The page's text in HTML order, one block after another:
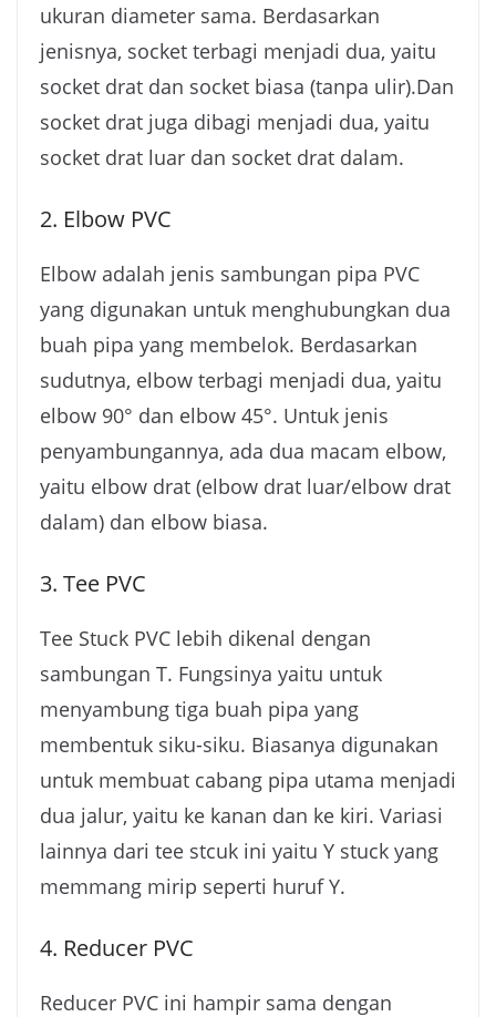
ukuran diameter sama. Berdasarkan
jenisnya, socket terbagi menjadi dua, yaitu
socket drat dan socket biasa (tanpa ulir).Dan
socket drat juga dibagi menjadi dua, yaitu
socket drat luar dan socket drat dalam.
2. Elbow PVC
Elbow adalah jenis sambungan pipa PVC
yang digunakan untuk menghubungkan dua
buah pipa yang membelok. Berdasarkan
sudutnya, elbow terbagi menjadi dua, yaitu
elbow 90° dan elbow 45°. Untuk jenis
penyambungannya, ada dua macam elbow,
yaitu elbow drat (elbow drat luar/elbow drat
dalam) dan elbow biasa.
3. Tee PVC
Tee Stuck PVC lebih dikenal dengan
sambungan T. Fungsinya yaitu untuk
menyambung tiga buah pipa yang
membentuk siku-siku. Biasanya digunakan
untuk membuat cabang pipa utama menjadi
dua jalur, yaitu ke kanan dan ke kiri. Variasi
lainnya dari tee stcuk ini yaitu Y stuck yang
memmang mirip seperti huruf Y.
4. Reducer PVC
Reducer PVC ini hampir sama dengan